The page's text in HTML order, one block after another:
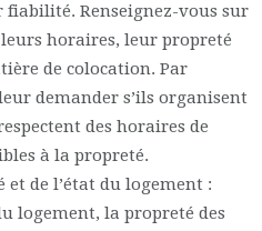
Renseignez-vous sur
horaires, leur propreté
de colocation. Par
demander s’ils organisent
des horaires de
à la propreté.
et de l’état du logement :
logement, la propreté des